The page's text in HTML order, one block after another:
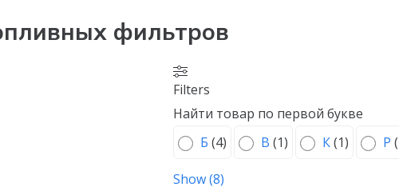
фильтров
Filters
Найти товар по первой букве
Б (4) В (1) К(1) Р (
Show(8)